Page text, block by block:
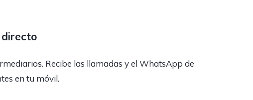
Recibe las llamadas y el WhatsApp de
en tu móvil.